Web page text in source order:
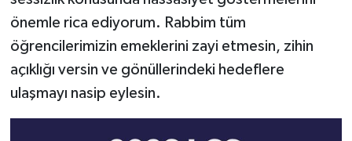
önemle rica ediyorum. Rabbim tüm
öğrencilerimizin emeklerini zayi etmesin, zihin
açıklığı versin ve gönüllerindeki hedeflere
ulaşmayı nasip eylesin.